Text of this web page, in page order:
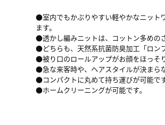
●室内でもかぶりやすい軽やかなニット
ます。
●透かし編みニットは、コットン多めの
●どちらも、天然系抗菌防臭加工「ロン
●被り口のロールアップがお顔をほっそ
●急な来客時や、ヘアスタイルが決まら
●コンパクトに丸めて持ち運びが可能で
●ホームクリーニングが可能です。